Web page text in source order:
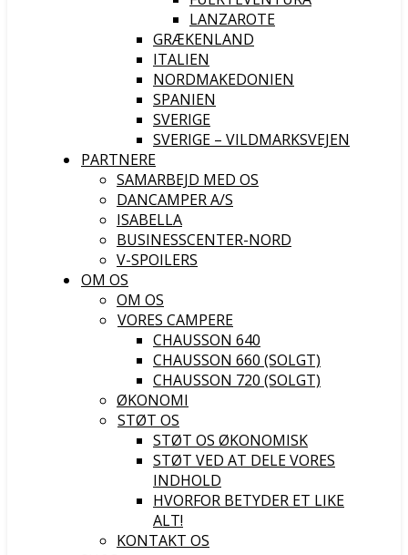
LANZAROTE
GRÆKENLAND
ITALIEN
NORDMAKEDONIEN
SPANIEN
SVERIGE
SVERIGE – VILDMARKSVEJEN
PARTNERE
SAMARBEJD MED OS
DANCAMPER A/S
ISABELLA
BUSINESSCENTER-NORD
V-SPOILERS
OM OS
OM OS
VORES CAMPERE
CHAUSSON 640
CHAUSSON 660 (SOLGT)
CHAUSSON 720 (SOLGT)
ØKONOMI
STØT OS
STØT OS ØKONOMISK
STØT VED AT DELE VORES
INDHOLD
HVORFOR BETYDER ET LIKE
ALT!
KONTAKT OS